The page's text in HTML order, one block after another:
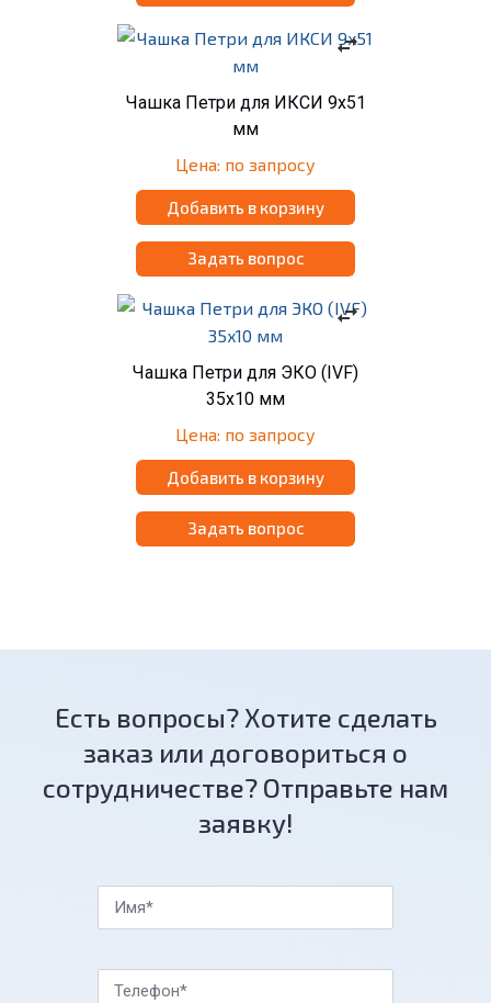
swap_horiz
Чашка Петри для ИКСИ 9x51
мм
Цена: по запросу
Добавить в корзину
Задать вопрос
swap_horiz
Чашка Петри для ЭКО (IVF)
35x10 мм
Цена: по запросу
Добавить в корзину
Задать вопрос
Есть вопросы? Хотите сделать
заказ или договориться о
сотрудничестве? Отправьте нам
заявку!
Имя*
Телефон*